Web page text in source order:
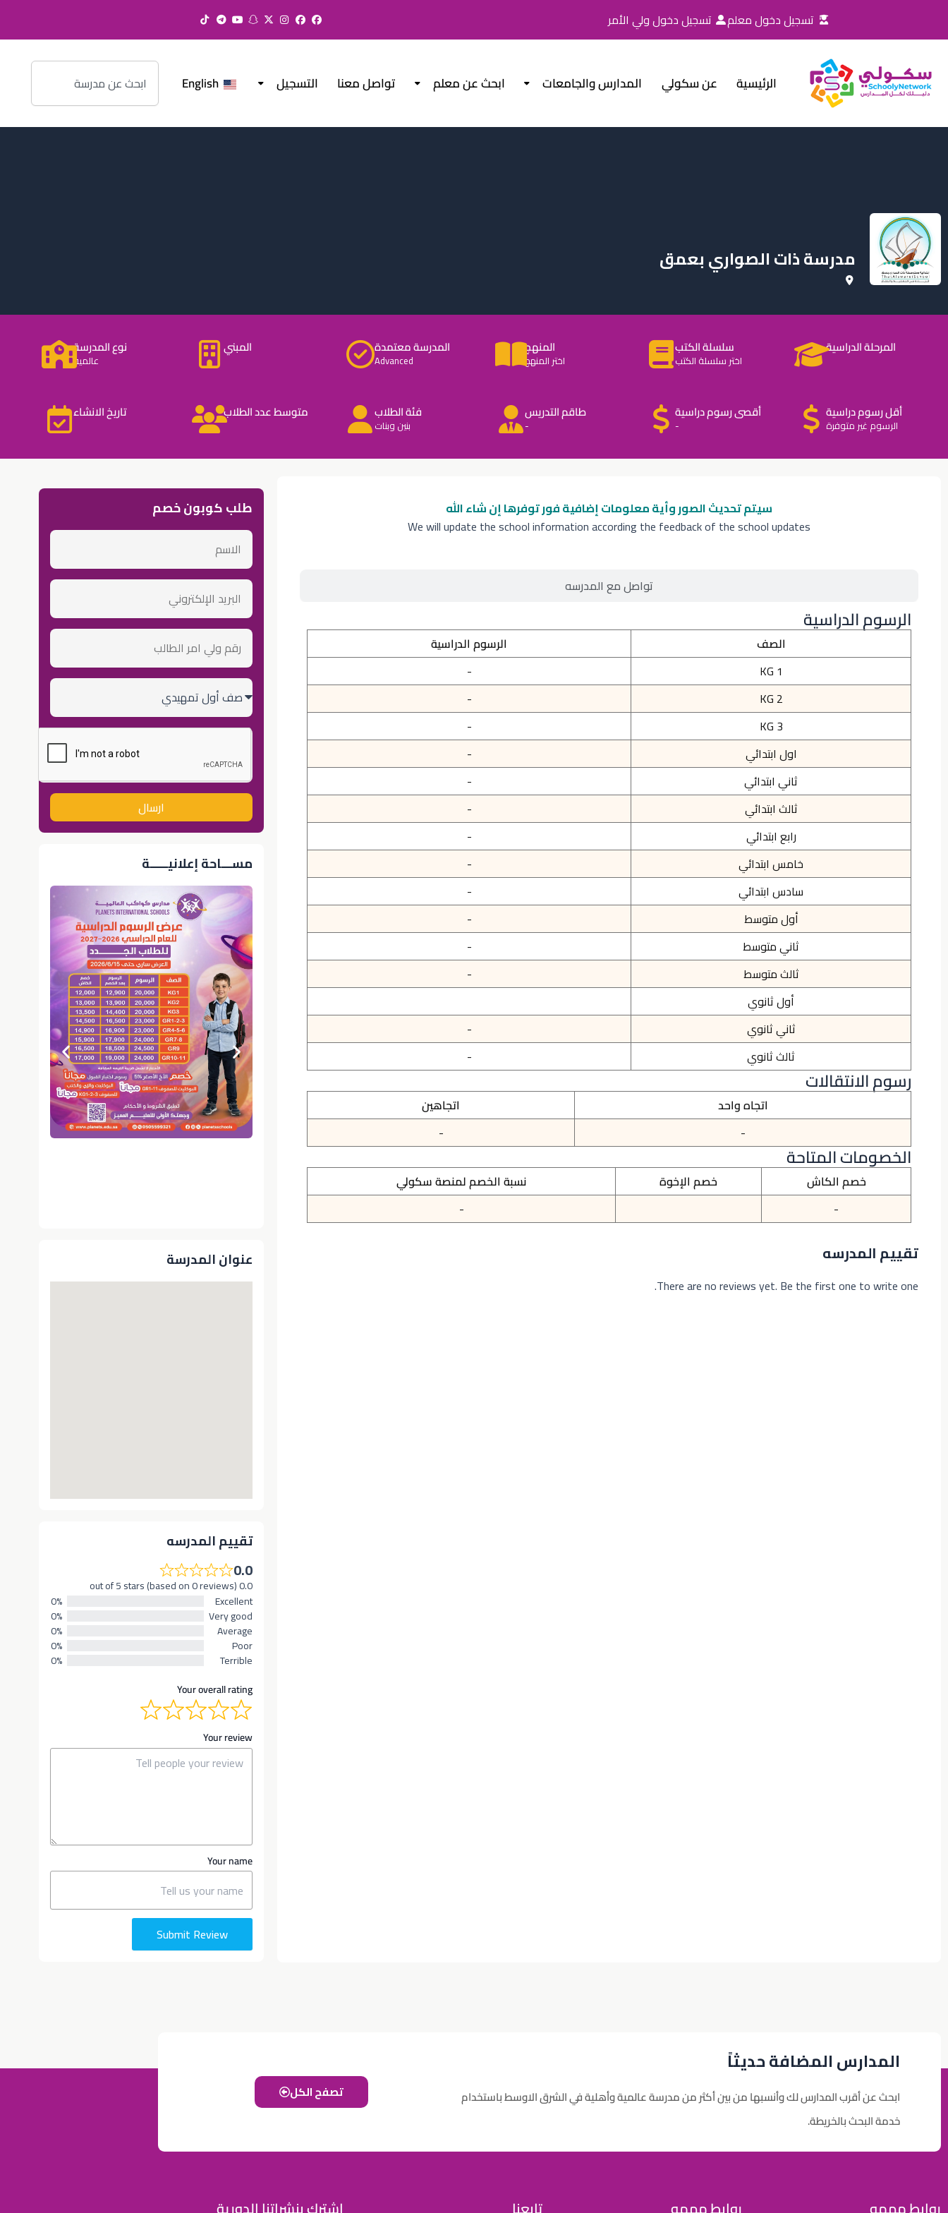
المحتوى
تسجيل دخول معلم تسجيل دخول ولي الأمر
الرئيسية عن سكولي المدارس والجامعات ابحث عن معلم تواصل معنا التسجيل English
Search
مدرسة ذات الصواري بعمق
المرحلة الدراسية سلسلة الكتب
اختر سلسلة الكتب
المنهج
اختر المنهج
المدرسة معتمدة
Advanced
المبني نوع المدرسة
عالمية
أقل رسوم دراسية
الرسوم غير متوفرة
أقصى رسوم دراسية
-
طاقم التدريس
-
فئة الطلاب
بنين وبنات
متوسط عدد الطلاب تاريخ الانشاء
سيتم تحديث الصور وأية معلومات إضافيةفور توفرها إن شاء الله
We will update the school information according the feedback of the school updates
تواصل مع المدرسه
الرسوم الدراسية
الصف
الرسوم الدراسية
KG 1
-
KG 2
-
KG 3
-
اول ابتدائي
-
ثاني ابتدائي
-
ثالث ابتدائي
-
رابع ابتدائي
-
خامس ابتدائي
-
سادس ابتدائي
-
أول متوسط
-
ثاني متوسط
-
ثالث متوسط
-
أول ثانوي
ثاني ثانوي
-
ثالث ثانوي
-
رسوم الانتقالات
اتجاه واحد
اتجاهين
-
-
الخصومات المتاحة
خصم الكاش خصم الإخوة
نسبة الخصم لمنصة سكولي
-
-
تقييم المدرسه
There are no reviews yet. Be the first one to write one.
طلب كوبون خصم
الاسم
email
رقم
ولي
أمر
الطالب
الصف
الدراسي
ارسال
مســـاحة إعلانيـــــة
عنوان المدرسة
تقييم المدرسه
0.0
0.0 out of 5 stars (based on 0 reviews)
Excellent
0%
Very good
0%
Average
0%
Poor
0%
Terrible
0%
Your overall rating
Your review
Your name
Submit Review
المدارس المضافة حديثاً
ابحث عن أقرب المدارس لك وأنسبها من بين أكثر من مدرسة عالمية وأهلية في الشرق الاوسط باستخدام
خدمة البحث بالخريطة.
تصفح الكل